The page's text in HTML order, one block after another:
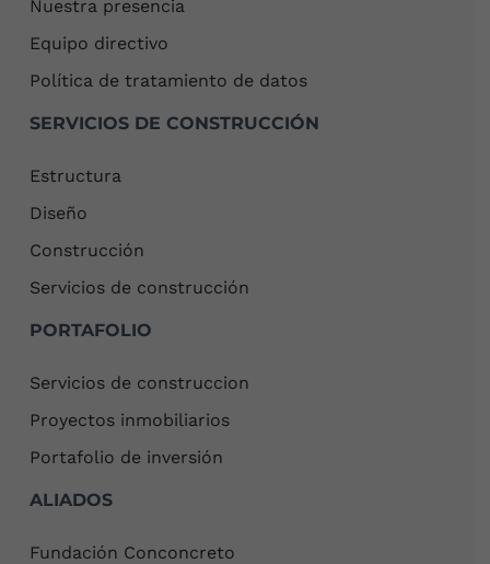
Nuestra presencia
Equipo directivo
Política de tratamiento de datos
SERVICIOS DE CONSTRUCCIÓN
Estructura
Diseño
Construcción
Servicios de construcción
PORTAFOLIO
Servicios de construccion
Proyectos inmobiliarios
Portafolio de inversión
ALIADOS
Fundación Conconcreto